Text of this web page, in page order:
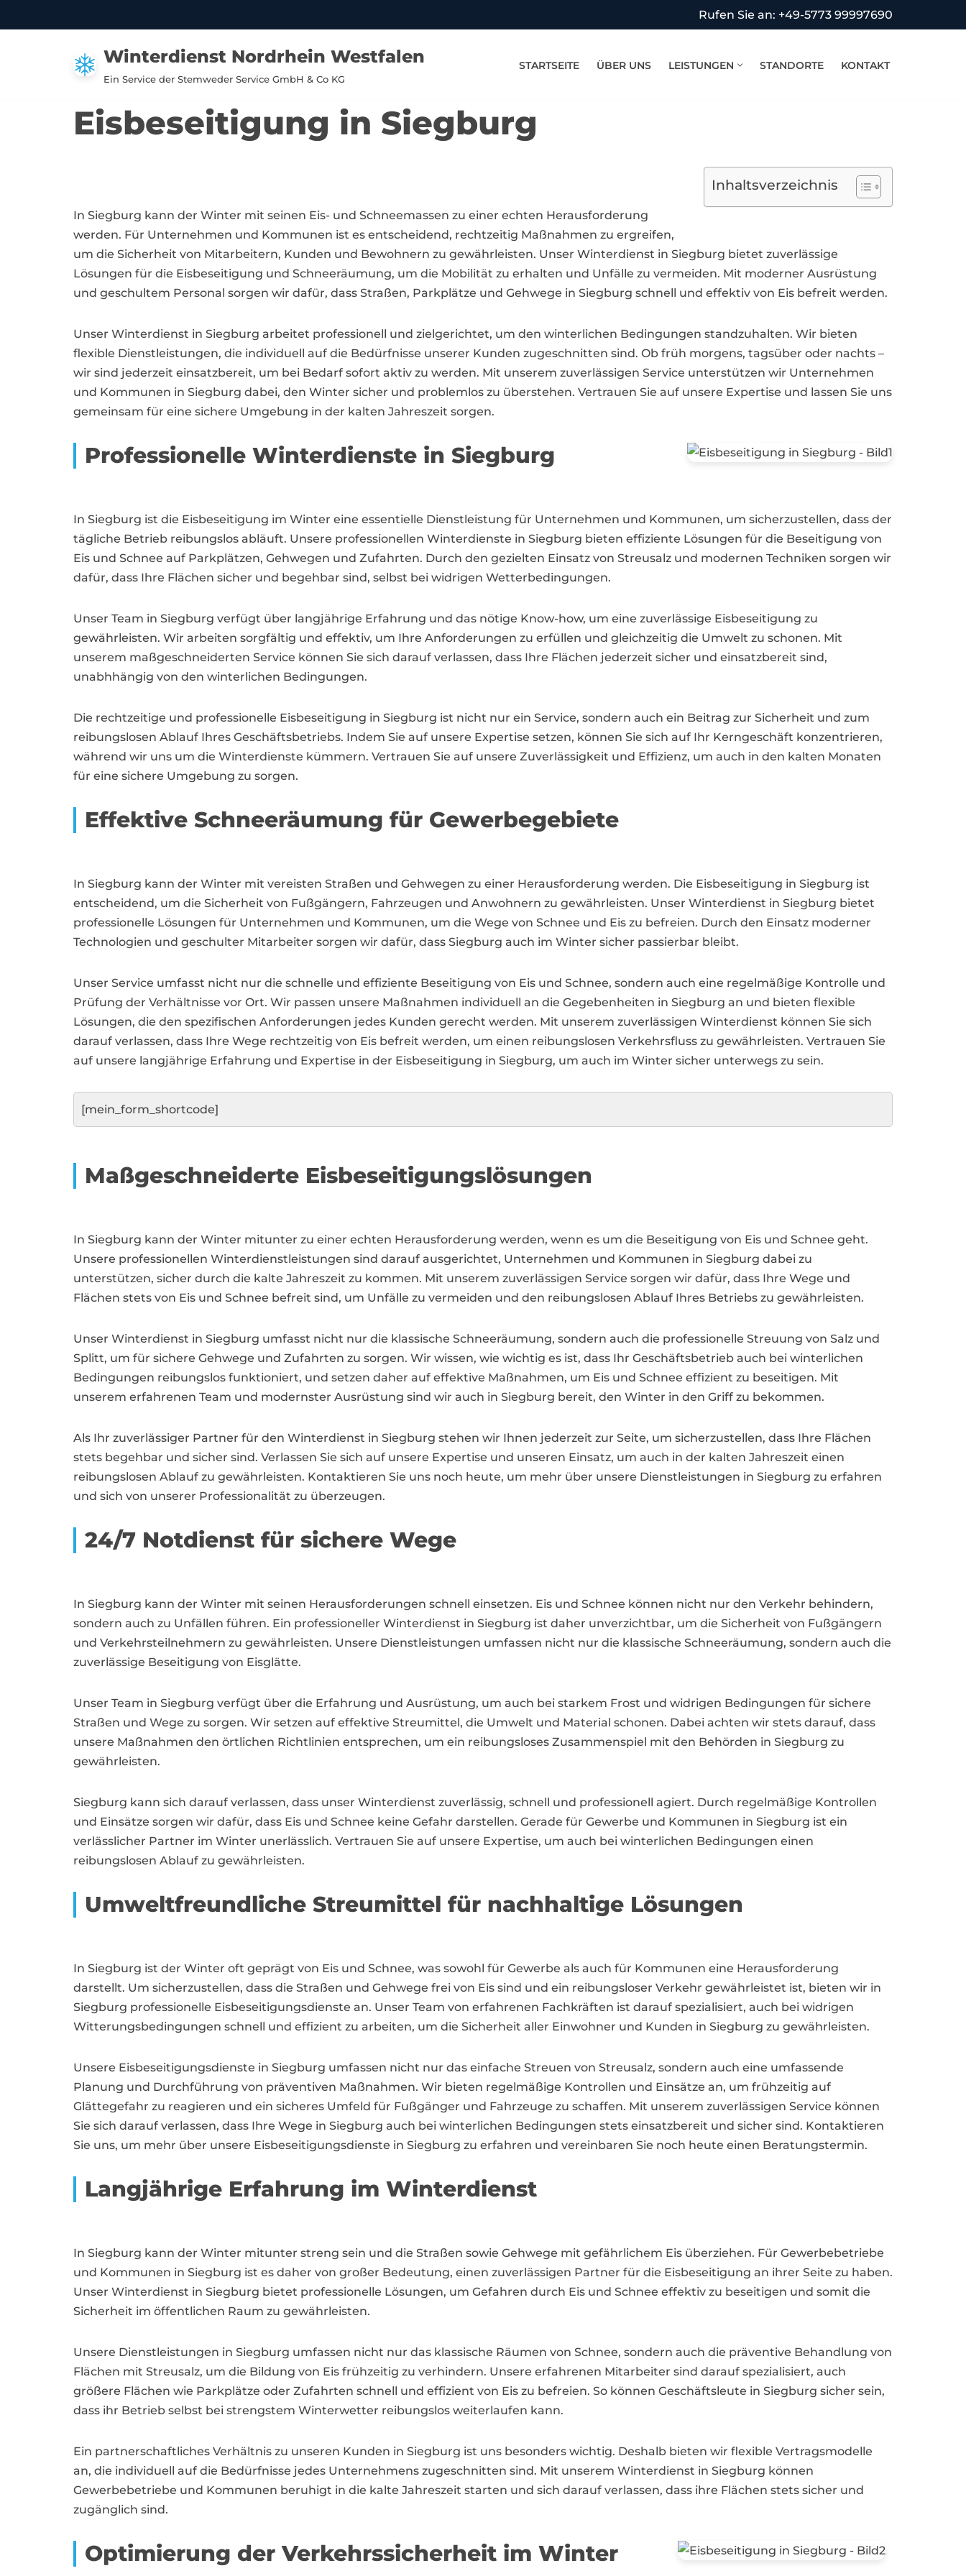
Rufen Sie an: +49-5773 99997690
Winterdienst Nordrhein Westfalen
Ein Service der Stemweder Service GmbH & Co KG
STARTSEITE ÜBER UNS LEISTUNGEN STANDORTE KONTAKT
Eisbeseitigung in Siegburg
Inhaltsverzeichnis
In Siegburg kann der Winter mit seinen Eis- und Schneemassen zu einer echten Herausforderung
werden. Für Unternehmen und Kommunen ist es entscheidend, rechtzeitig Maßnahmen zu ergreifen,
um die Sicherheit von Mitarbeitern, Kunden und Bewohnern zu gewährleisten. Unser Winterdienst in Siegburg bietet zuverlässige
Lösungen für die Eisbeseitigung und Schneeräumung, um die Mobilität zu erhalten und Unfälle zu vermeiden. Mit moderner Ausrüstung
und geschultem Personal sorgen wir dafür, dass Straßen, Parkplätze und Gehwege in Siegburg schnell und effektiv von Eis befreit werden.
Unser Winterdienst in Siegburg arbeitet professionell und zielgerichtet, um den winterlichen Bedingungen standzuhalten. Wir bieten
flexible Dienstleistungen, die individuell auf die Bedürfnisse unserer Kunden zugeschnitten sind. Ob früh morgens, tagsüber oder nachts –
wir sind jederzeit einsatzbereit, um bei Bedarf sofort aktiv zu werden. Mit unserem zuverlässigen Service unterstützen wir Unternehmen
und Kommunen in Siegburg dabei, den Winter sicher und problemlos zu überstehen. Vertrauen Sie auf unsere Expertise und lassen Sie uns
gemeinsam für eine sichere Umgebung in der kalten Jahreszeit sorgen.
Professionelle Winterdienste in Siegburg
In Siegburg ist die Eisbeseitigung im Winter eine essentielle Dienstleistung für Unternehmen und Kommunen, um sicherzustellen, dass der
tägliche Betrieb reibungslos abläuft. Unsere professionellen Winterdienste in Siegburg bieten effiziente Lösungen für die Beseitigung von
Eis und Schnee auf Parkplätzen, Gehwegen und Zufahrten. Durch den gezielten Einsatz von Streusalz und modernen Techniken sorgen wir
dafür, dass Ihre Flächen sicher und begehbar sind, selbst bei widrigen Wetterbedingungen.
Unser Team in Siegburg verfügt über langjährige Erfahrung und das nötige Know-how, um eine zuverlässige Eisbeseitigung zu
gewährleisten. Wir arbeiten sorgfältig und effektiv, um Ihre Anforderungen zu erfüllen und gleichzeitig die Umwelt zu schonen. Mit
unserem maßgeschneiderten Service können Sie sich darauf verlassen, dass Ihre Flächen jederzeit sicher und einsatzbereit sind,
unabhhängig von den winterlichen Bedingungen.
Die rechtzeitige und professionelle Eisbeseitigung in Siegburg ist nicht nur ein Service, sondern auch ein Beitrag zur Sicherheit und zum
reibungslosen Ablauf Ihres Geschäftsbetriebs. Indem Sie auf unsere Expertise setzen, können Sie sich auf Ihr Kerngeschäft konzentrieren,
während wir uns um die Winterdienste kümmern. Vertrauen Sie auf unsere Zuverlässigkeit und Effizienz, um auch in den kalten Monaten
für eine sichere Umgebung zu sorgen.
Effektive Schneeräumung für Gewerbegebiete
In Siegburg kann der Winter mit vereisten Straßen und Gehwegen zu einer Herausforderung werden. Die Eisbeseitigung in Siegburg ist
entscheidend, um die Sicherheit von Fußgängern, Fahrzeugen und Anwohnern zu gewährleisten. Unser Winterdienst in Siegburg bietet
professionelle Lösungen für Unternehmen und Kommunen, um die Wege von Schnee und Eis zu befreien. Durch den Einsatz moderner
Technologien und geschulter Mitarbeiter sorgen wir dafür, dass Siegburg auch im Winter sicher passierbar bleibt.
Unser Service umfasst nicht nur die schnelle und effiziente Beseitigung von Eis und Schnee, sondern auch eine regelmäßige Kontrolle und
Prüfung der Verhältnisse vor Ort. Wir passen unsere Maßnahmen individuell an die Gegebenheiten in Siegburg an und bieten flexible
Lösungen, die den spezifischen Anforderungen jedes Kunden gerecht werden. Mit unserem zuverlässigen Winterdienst können Sie sich
darauf verlassen, dass Ihre Wege rechtzeitig von Eis befreit werden, um einen reibungslosen Verkehrsfluss zu gewährleisten. Vertrauen Sie
auf unsere langjährige Erfahrung und Expertise in der Eisbeseitigung in Siegburg, um auch im Winter sicher unterwegs zu sein.
[mein_form_shortcode]
Maßgeschneiderte Eisbeseitigungslösungen
In Siegburg kann der Winter mitunter zu einer echten Herausforderung werden, wenn es um die Beseitigung von Eis und Schnee geht.
Unsere professionellen Winterdienstleistungen sind darauf ausgerichtet, Unternehmen und Kommunen in Siegburg dabei zu
unterstützen, sicher durch die kalte Jahreszeit zu kommen. Mit unserem zuverlässigen Service sorgen wir dafür, dass Ihre Wege und
Flächen stets von Eis und Schnee befreit sind, um Unfälle zu vermeiden und den reibungslosen Ablauf Ihres Betriebs zu gewährleisten.
Unser Winterdienst in Siegburg umfasst nicht nur die klassische Schneeräumung, sondern auch die professionelle Streuung von Salz und
Splitt, um für sichere Gehwege und Zufahrten zu sorgen. Wir wissen, wie wichtig es ist, dass Ihr Geschäftsbetrieb auch bei winterlichen
Bedingungen reibungslos funktioniert, und setzen daher auf effektive Maßnahmen, um Eis und Schnee effizient zu beseitigen. Mit
unserem erfahrenen Team und modernster Ausrüstung sind wir auch in Siegburg bereit, den Winter in den Griff zu bekommen.
Als Ihr zuverlässiger Partner für den Winterdienst in Siegburg stehen wir Ihnen jederzeit zur Seite, um sicherzustellen, dass Ihre Flächen
stets begehbar und sicher sind. Verlassen Sie sich auf unsere Expertise und unseren Einsatz, um auch in der kalten Jahreszeit einen
reibungslosen Ablauf zu gewährleisten. Kontaktieren Sie uns noch heute, um mehr über unsere Dienstleistungen in Siegburg zu erfahren
und sich von unserer Professionalität zu überzeugen.
24/7 Notdienst für sichere Wege
In Siegburg kann der Winter mit seinen Herausforderungen schnell einsetzen. Eis und Schnee können nicht nur den Verkehr behindern,
sondern auch zu Unfällen führen. Ein professioneller Winterdienst in Siegburg ist daher unverzichtbar, um die Sicherheit von Fußgängern
und Verkehrsteilnehmern zu gewährleisten. Unsere Dienstleistungen umfassen nicht nur die klassische Schneeräumung, sondern auch die
zuverlässige Beseitigung von Eisglätte.
Unser Team in Siegburg verfügt über die Erfahrung und Ausrüstung, um auch bei starkem Frost und widrigen Bedingungen für sichere
Straßen und Wege zu sorgen. Wir setzen auf effektive Streumittel, die Umwelt und Material schonen. Dabei achten wir stets darauf, dass
unsere Maßnahmen den örtlichen Richtlinien entsprechen, um ein reibungsloses Zusammenspiel mit den Behörden in Siegburg zu
gewährleisten.
Siegburg kann sich darauf verlassen, dass unser Winterdienst zuverlässig, schnell und professionell agiert. Durch regelmäßige Kontrollen
und Einsätze sorgen wir dafür, dass Eis und Schnee keine Gefahr darstellen. Gerade für Gewerbe und Kommunen in Siegburg ist ein
verlässlicher Partner im Winter unerlässlich. Vertrauen Sie auf unsere Expertise, um auch bei winterlichen Bedingungen einen
reibungslosen Ablauf zu gewährleisten.
Umweltfreundliche Streumittel für nachhaltige Lösungen
In Siegburg ist der Winter oft geprägt von Eis und Schnee, was sowohl für Gewerbe als auch für Kommunen eine Herausforderung
darstellt. Um sicherzustellen, dass die Straßen und Gehwege frei von Eis sind und ein reibungsloser Verkehr gewährleistet ist, bieten wir in
Siegburg professionelle Eisbeseitigungsdienste an. Unser Team von erfahrenen Fachkräften ist darauf spezialisiert, auch bei widrigen
Witterungsbedingungen schnell und effizient zu arbeiten, um die Sicherheit aller Einwohner und Kunden in Siegburg zu gewährleisten.
Unsere Eisbeseitigungsdienste in Siegburg umfassen nicht nur das einfache Streuen von Streusalz, sondern auch eine umfassende
Planung und Durchführung von präventiven Maßnahmen. Wir bieten regelmäßige Kontrollen und Einsätze an, um frühzeitig auf
Glättegefahr zu reagieren und ein sicheres Umfeld für Fußgänger und Fahrzeuge zu schaffen. Mit unserem zuverlässigen Service können
Sie sich darauf verlassen, dass Ihre Wege in Siegburg auch bei winterlichen Bedingungen stets einsatzbereit und sicher sind. Kontaktieren
Sie uns, um mehr über unsere Eisbeseitigungsdienste in Siegburg zu erfahren und vereinbaren Sie noch heute einen Beratungstermin.
Langjährige Erfahrung im Winterdienst
In Siegburg kann der Winter mitunter streng sein und die Straßen sowie Gehwege mit gefährlichem Eis überziehen. Für Gewerbebetriebe
und Kommunen in Siegburg ist es daher von großer Bedeutung, einen zuverlässigen Partner für die Eisbeseitigung an ihrer Seite zu haben.
Unser Winterdienst in Siegburg bietet professionelle Lösungen, um Gefahren durch Eis und Schnee effektiv zu beseitigen und somit die
Sicherheit im öffentlichen Raum zu gewährleisten.
Unsere Dienstleistungen in Siegburg umfassen nicht nur das klassische Räumen von Schnee, sondern auch die präventive Behandlung von
Flächen mit Streusalz, um die Bildung von Eis frühzeitig zu verhindern. Unsere erfahrenen Mitarbeiter sind darauf spezialisiert, auch
größere Flächen wie Parkplätze oder Zufahrten schnell und effizient von Eis zu befreien. So können Geschäftsleute in Siegburg sicher sein,
dass ihr Betrieb selbst bei strengstem Winterwetter reibungslos weiterlaufen kann.
Ein partnerschaftliches Verhältnis zu unseren Kunden in Siegburg ist uns besonders wichtig. Deshalb bieten wir flexible Vertragsmodelle
an, die individuell auf die Bedürfnisse jedes Unternehmens zugeschnitten sind. Mit unserem Winterdienst in Siegburg können
Gewerbebetriebe und Kommunen beruhigt in die kalte Jahreszeit starten und sich darauf verlassen, dass ihre Flächen stets sicher und
zugänglich sind.
Optimierung der Verkehrssicherheit im Winter